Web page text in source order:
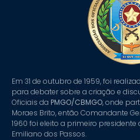
Em 31 de outubro de 1959, foi
para debater sobre a criação e
Oficiais da PMGO/CBMGO, onde
Moraes Brito, então Comandante
1960 foi eleito a primeiro presidente
Emiliano dos Passos.